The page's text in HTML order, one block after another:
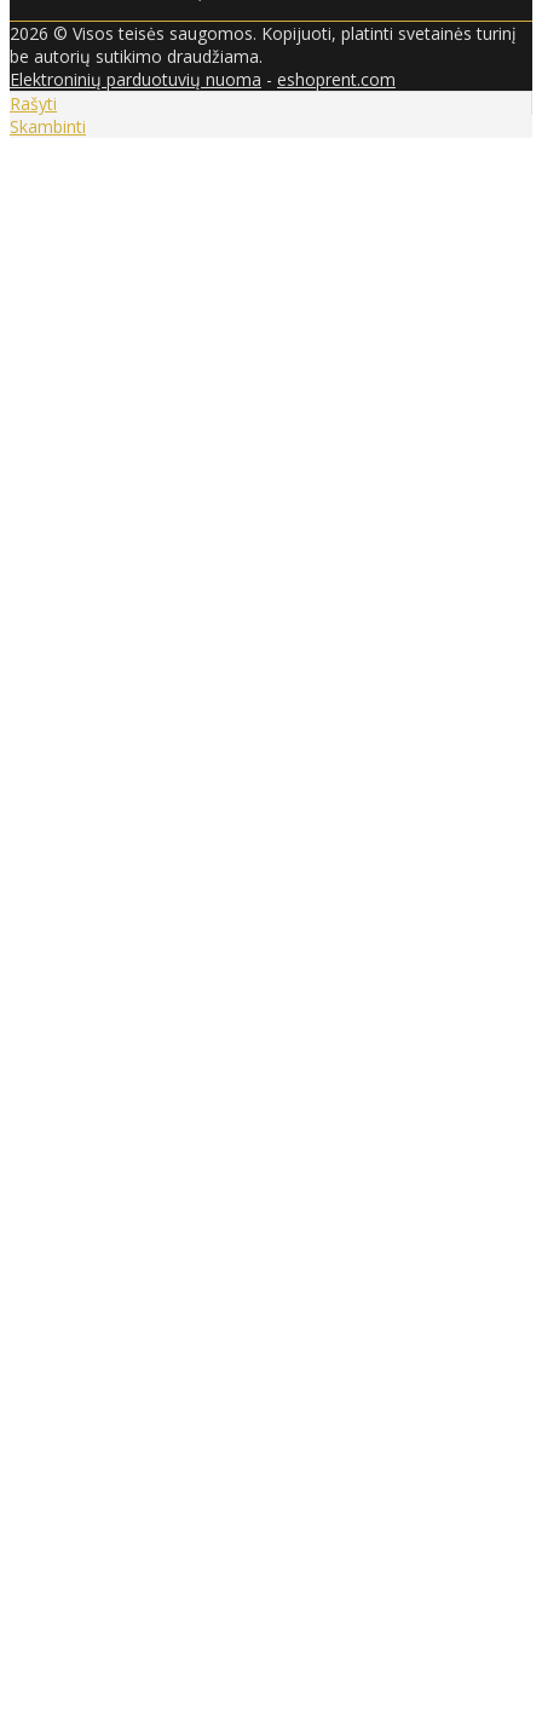
2026 © Visos teisės saugomos. Kopijuoti, platinti svetainės turinį
be autorių sutikimo draudžiama.
Elektroninių parduotuvių nuoma - eshoprent.com
Rašyti
Skambinti